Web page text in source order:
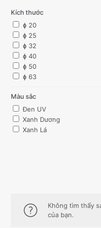
Kích thước
ɸ 20
ɸ 25
ɸ 32
ɸ 40
ɸ 50
ɸ 63
Màu sắc
Đen UV
Xanh Dương
Xanh Lá
Không tìm thấy
của bạn.